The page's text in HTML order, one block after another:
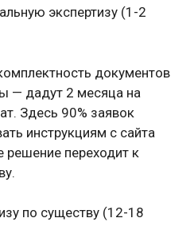
экспертизу (1-2
документов
— дадут 2 месяца на
Здесь 90% заявок
инструкциям с сайта
переходит к
по существу (12-18